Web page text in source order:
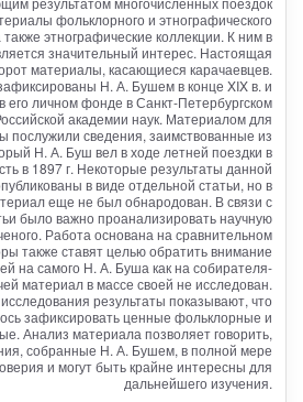
фольклорного и этнографического
также этнографические коллекции. К ним в
значительный интерес. Настоящая
материалы, касающиеся карачаевцев.
Н. А. Бушем в конце XIX в. и
его личном фонде в Санкт-Петербургском
академии наук. Материалом для
послужили сведения, заимствованные из
Н. А. Буш вел в ходе летней поездки в
в 1897 г. Некоторые результаты данной
в виде отдельной статьи, но в
еще не был обнародован. В связи с
было важно проанализировать научную
Работа основана на сравнительном
также ставят целью обратить внимание
на самого Н. А. Буша как на собирателя-
материал в массе своей не исследован.
результаты показывают, что
зафиксировать ценные фольклорные и
Анализ материала позволяет говорить,
собранные Н. А. Бушем, в полной мере
и могут быть крайне интересны для
дальнейшего изучения.